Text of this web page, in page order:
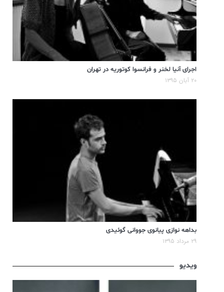
اجرای آنیا لخنر و فرانسوا کوتوریه در تهران
۲۰ آبان ۱۳۹۵
بداهه نوازی پیانوی جووانی گوئیدی
۲۹ مرداد ۱۳۹۵
ویدیو